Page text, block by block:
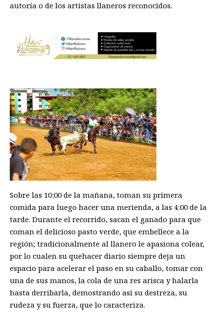
autoría o de los artistas llaneros reconocidos.
Sobre las 10:00 de la mañana, toman su primera
comida para luego hacer una merienda, a las 4:00 de la
tarde. Durante el recorrido, sacan el ganado para que
coman el delicioso pasto verde, que embellece a la
región; tradicionalmente al llanero le apasiona colear,
por lo cualen su quehacer diario siempre deja un
espacio para acelerar el paso en su caballo, tomar con
una de sus manos, la cola de una res arisca y halarla
hasta derribarla, demostrando así su destreza, su
rudeza y su fuerza, que lo caracteriza.